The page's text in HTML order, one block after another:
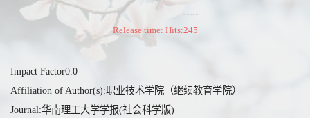
Release time: Hits:245
Impact Factor0.0
Affiliation of Author(s):职业技术学院（继续教育学院）
Journal:华南理工大学学报(社会科学版)